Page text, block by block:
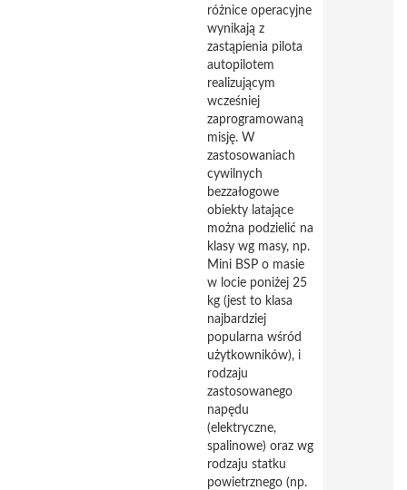
różnice operacyjne
wynikają z
zastąpienia pilota
autopilotem
realizującym
wcześniej
zaprogramowaną
misję. W
zastosowaniach
cywilnych
bezzałogowe
obiekty latające
można podzielić na
klasy wg masy, np.
Mini BSP o masie
w locie poniżej 25
kg (jest to klasa
najbardziej
popularna wśród
użytkowników), i
rodzaju
zastosowanego
napędu
(elektryczne,
spalinowe) oraz wg
rodzaju statku
powietrznego (np.